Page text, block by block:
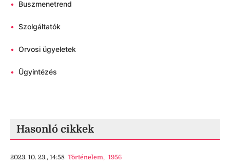
• Buszmenetrend
• Szolgáltatók
• Orvosi ügyeletek
• Ügyintézés
Hasonló cikkek
2023. 10. 23., 14:58 Történelem, 1956